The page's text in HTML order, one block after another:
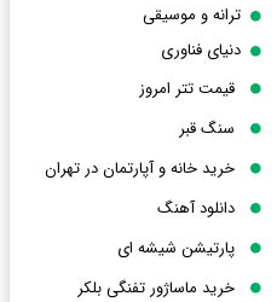
ترانه و موسیقی
دنیای فناوری
قیمت تتر امروز
سنگ قبر
خرید خانه و آپارتمان در تهران
دانلود آهنگ
پارتیشن شیشه ای
خرید ماساژور تفنگی بلکر